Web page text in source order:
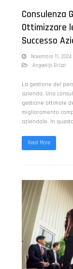
Consulenza
Ottimizzare
Successo
Novembre 11, 2024
Angeelijs Brizzi
La gestione del
azienda. Una
gestione ottimale
miglioramento
aziendale. In
Read More